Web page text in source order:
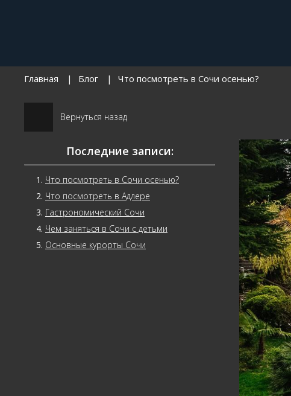
Главная Блог Что посмотреть в Сочи осенью?
Вернуться назад
Последние записи:
Что посмотреть в Сочи осенью?
Что посмотреть в Адлере
Гастрономический Сочи
Чем заняться в Сочи с детьми
Основные курорты Сочи